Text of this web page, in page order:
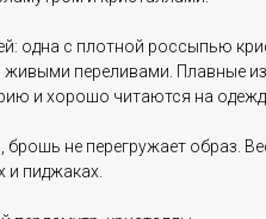
одна с плотной россыпью
живыми переливами. Плавные
и хорошо читаются на
не перегружает образ.
и пиджаках.